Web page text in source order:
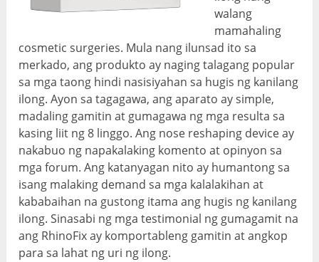
walang
mamahaling
cosmetic surgeries. Mula nang ilunsad ito sa
merkado, ang produkto ay naging talagang popular
sa mga taong hindi nasisiyahan sa hugis ng kanilang
ilong. Ayon sa tagagawa, ang aparato ay simple,
madaling gamitin at gumagawa ng mga resulta sa
kasing liit ng 8 linggo. Ang nose reshaping device ay
nakabuo ng napakalaking komento at opinyon sa
mga forum. Ang katanyagan nito ay humantong sa
isang malaking demand sa mga kalalakihan at
kababaihan na gustong itama ang hugis ng kanilang
ilong. Sinasabi ng mga testimonial ng gumagamit na
ang RhinoFix ay komportableng gamitin at angkop
para sa lahat ng uri ng ilong.